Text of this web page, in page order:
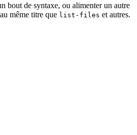
bout de syntaxe, ou alimenter un autre
même titre que list-files et autres.